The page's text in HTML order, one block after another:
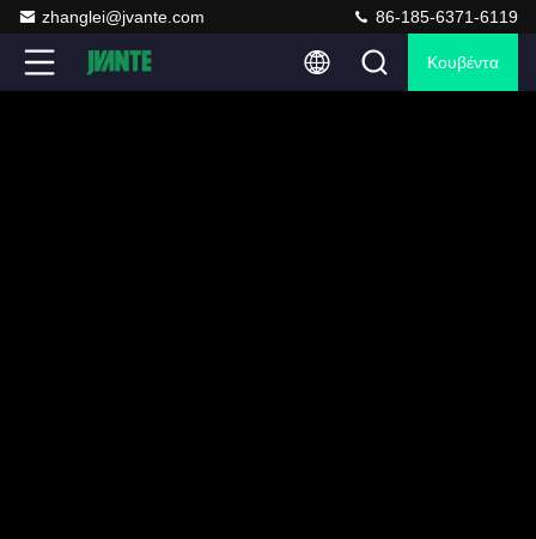
zhanglei@jvante.com 86-185-6371-6119
Κουβέντα